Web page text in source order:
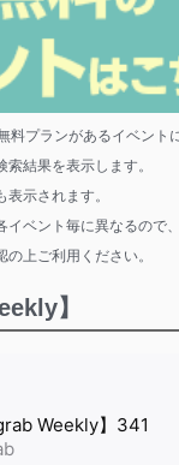
料プランがあるイベント
結果を表示します。
示されます。
ベント毎に異なるので
上ご利用ください。
】